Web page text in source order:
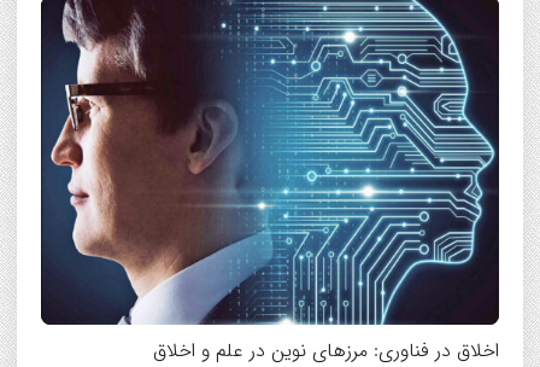
اخلاق در فناوری: مرزهای نوین در علم و اخلاق